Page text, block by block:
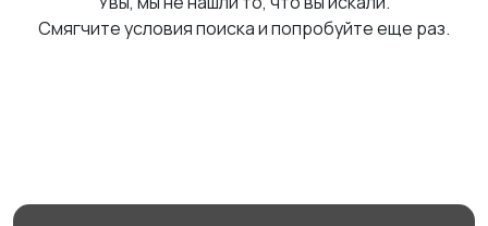
Смягчите условия поиска и попробуйте еще раз.